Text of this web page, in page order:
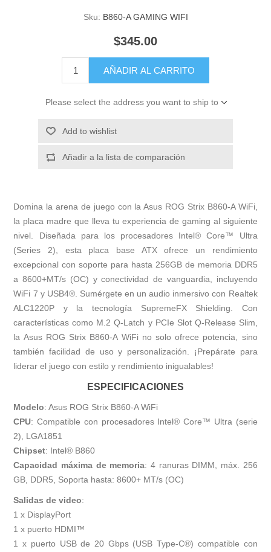
Sku: B860-A GAMING WIFI
$345.00
AÑADIR AL CARRITO
Please select the address you want to ship to
Add to wishlist
Añadir a la lista de comparación
Domina la arena de juego con la Asus ROG Strix B860-A WiFi,
la placa madre que lleva tu experiencia de gaming al siguiente
nivel. Diseñada para los procesadores Intel® Core™ Ultra
(Series 2), esta placa base ATX ofrece un rendimiento
excepcional con soporte para hasta 256GB de memoria DDR5
a 8600+MT/s (OC) y conectividad de vanguardia, incluyendo
WiFi 7 y USB4®. Sumérgete en un audio inmersivo con Realtek
ALC1220P y la tecnología SupremeFX Shielding. Con
características como M.2 Q-Latch y PCIe Slot Q-Release Slim,
la Asus ROG Strix B860-A WiFi no solo ofrece potencia, sino
también facilidad de uso y personalización. ¡Prepárate para
liderar el juego con estilo y rendimiento inigualables!
ESPECIFICACIONES
Modelo: Asus ROG Strix B860-A WiFi
CPU: Compatible con procesadores Intel® Core™ Ultra (serie
2), LGA1851
Chipset: Intel® B860
Capacidad máxima de memoria: 4 ranuras DIMM, máx. 256
GB, DDR5, Soporta hasta: 8600+ MT/s (OC)
Salidas de video:
1 x DisplayPort
1 x puerto HDMI™
1 x puerto USB de 20 Gbps (USB Type-C®) compatible con